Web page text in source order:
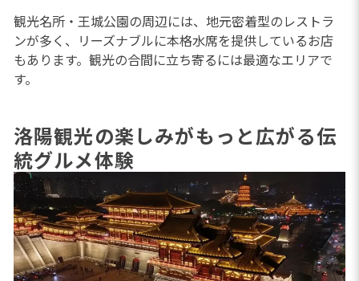
観光名所・王城公園の周辺には、地元密着型のレストラ
ンが多く、リーズナブルに本格水席を提供しているお店
もあります。観光の合間に立ち寄るには最適なエリアで
す。
洛陽観光の楽しみがもっと広がる伝
統グルメ体験